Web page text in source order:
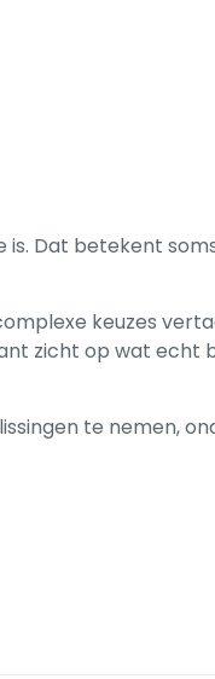
Dat betekent
keuzes
zicht op wat echt
te nemen,